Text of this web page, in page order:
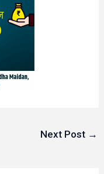
Next Post →